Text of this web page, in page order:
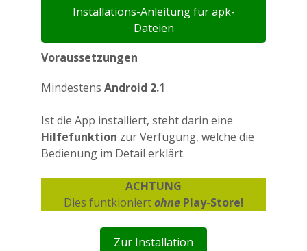
Installations-Anleitung für apk-
Dateien
Voraussetzungen
Mindestens Android 2.1
Ist die App installiert, steht darin eine
Hilfefunktion zur Verfügung, welche die
Bedienung im Detail erklärt.
ACHTUNG
Dies funtkioniertohnePlay-Store!
Zur Installation